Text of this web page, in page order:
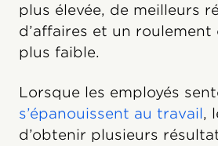
plus élevée, de meilleurs
d’affaires et un roulement
plus faible.
Lorsque les employés
s’épanouissent au travail,
d’obtenir plusieurs